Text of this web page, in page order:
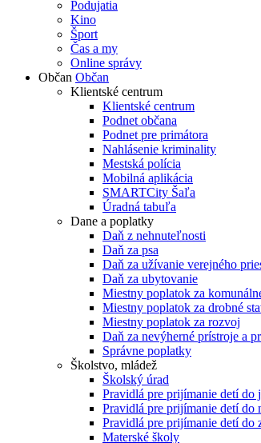
Podujatia
Kino
Šport
Čas a my
Online správy
Občan Občan
Klientské centrum
Klientské centrum
Podnet občana
Podnet pre primátora
Nahlásenie kriminality
Mestská polícia
Mobilná aplikácia
SMARTCity Šaľa
Úradná tabuľa
Dane a poplatky
Daň z nehnuteľnosti
Daň za psa
Daň za užívanie verejného
Daň za ubytovanie
Miestny poplatok za
Miestny poplatok za drobné
Miestny poplatok za rozvoj
Daň za nevýherné prístroje a
Správne poplatky
Školstvo, mládež
Školský úrad
Pravidlá pre prijímanie detí do
Pravidlá pre prijímanie detí do
Pravidlá pre prijímanie detí do
Materské školy